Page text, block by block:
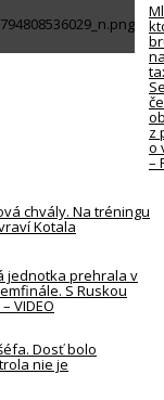
z
o
–
chvály. Na tréningu
Kotala
jednotka prehrala v
S Ruskou
VIDEO
Dosť bolo
nie je